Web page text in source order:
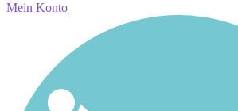
Mein Konto